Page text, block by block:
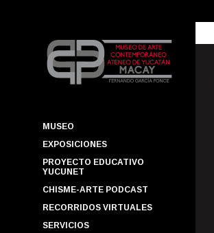
MUSEO
EXPOSICIONES
PROYECTO EDUCATIVO
YUCUNET
CHISME-ARTE PODCAST
RECORRIDOS VIRTUALES
SERVICIOS